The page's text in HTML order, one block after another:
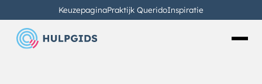
KeuzepaginaPraktijk QueridoInspiratie